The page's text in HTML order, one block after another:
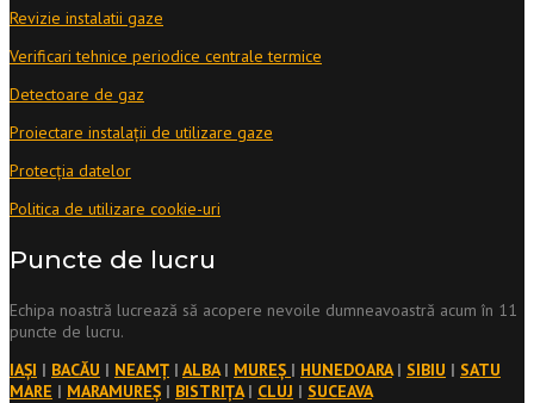
Revizie instalatii gaze
Verificari tehnice periodice centrale termice
Detectoare de gaz
Proiectare instalații de utilizare gaze
Protecția datelor
Politica de utilizare cookie-uri
Puncte de lucru
Echipa noastră lucrează să acopere nevoile dumneavoastră acum în 11
puncte de lucru.
IAȘI | BACĂU | NEAMȚ | ALBA| MUREȘ | HUNEDOARA| SIBIU | SATU
MARE | MARAMUREȘ | BISTRIȚA| CLUJ | SUCEAVA